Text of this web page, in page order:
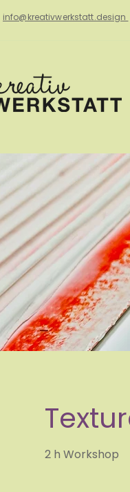
info@kreativwerkstatt.design
2 h Workshop